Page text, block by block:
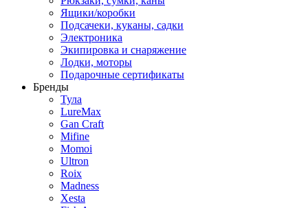
Ящики/коробки
Подсачеки, куканы, садки
Электроника
Экипировка и снаряжение
Лодки, моторы
Подарочные сертификаты
Бренды
Тула
LureMax
Gan Craft
Mifine
Momoi
Ultron
Roix
Madness
Xesta